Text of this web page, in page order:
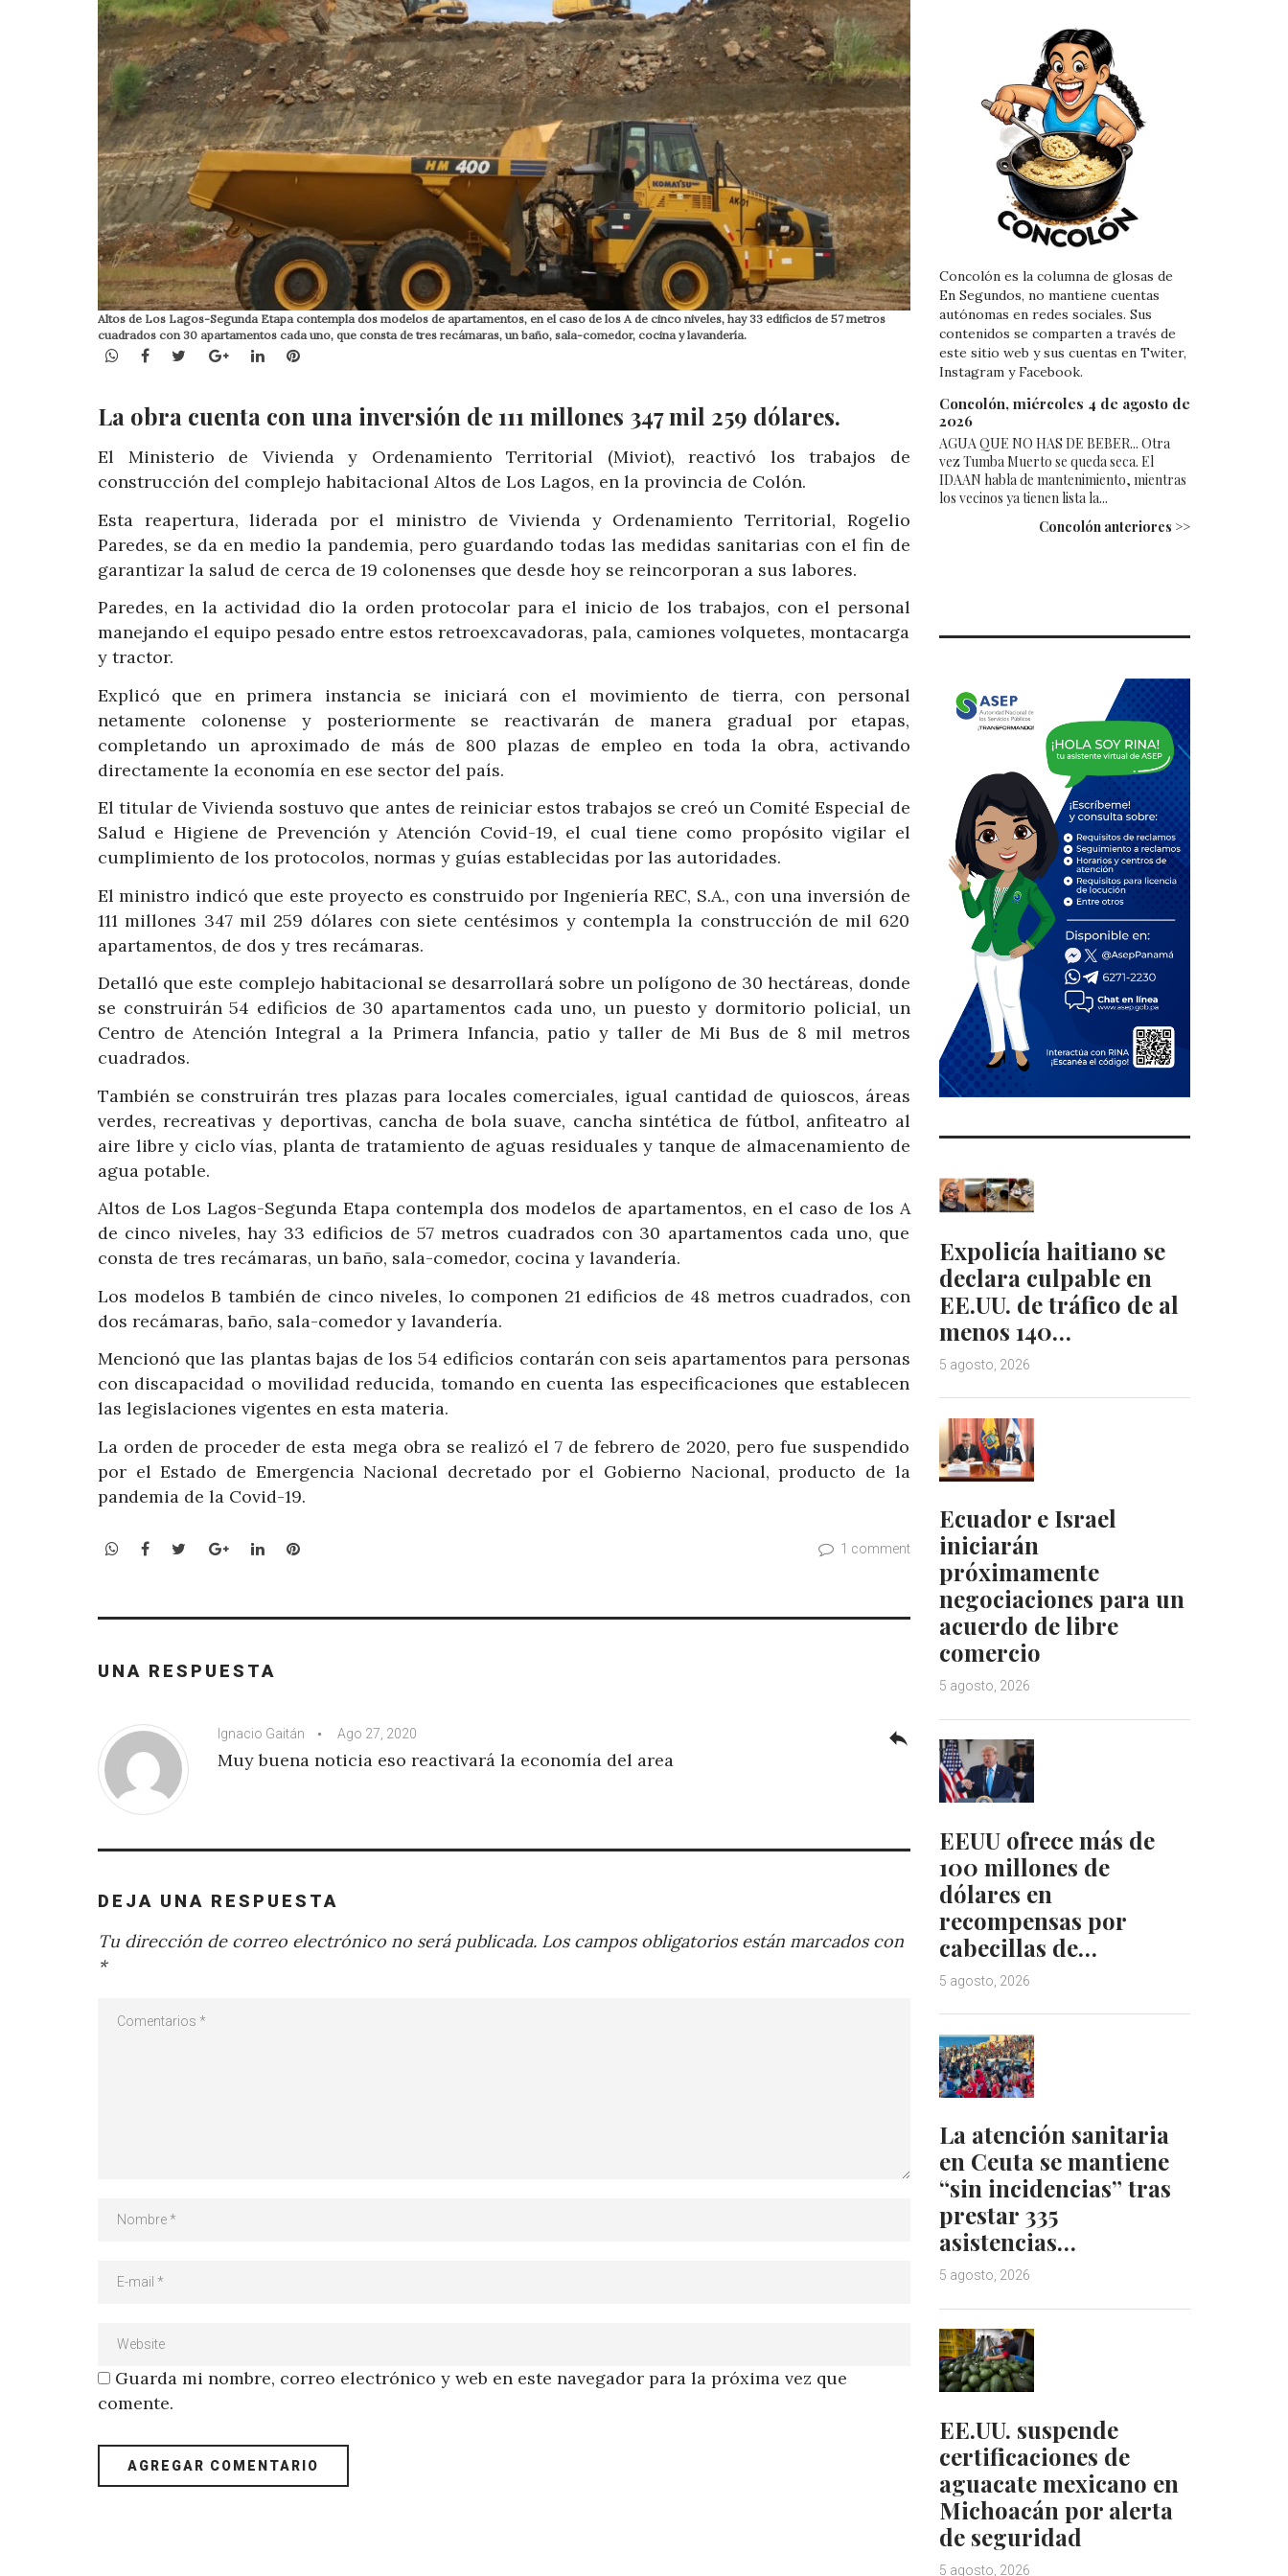
Altos de Los Lagos-Segunda Etapa contempla dos modelos de apartamentos, en el caso de los A de cinco niveles, hay 33 edificios de 57 metros
cuadrados con 30 apartamentos cada uno, que consta de tres recámaras, un baño, sala-comedor, cocina y lavandería.
WhatsApp
Facebook
TwitterGoogle+LinkedInPinterest
La obra cuenta con una inversión de 111 millones 347 mil 259 dólares.
El Ministerio de Vivienda y Ordenamiento Territorial (Miviot), reactivó los trabajos de
construcción del complejo habitacional Altos de Los Lagos, en la provincia de Colón.
Esta reapertura, liderada por el ministro de Vivienda y Ordenamiento Territorial, Rogelio
Paredes, se da en medio la pandemia, pero guardando todas las medidas sanitarias con el fin de
garantizar la salud de cerca de 19 colonenses que desde hoy se reincorporan a sus labores.
Paredes, en la actividad dio la orden protocolar para el inicio de los trabajos, con el personal
manejando el equipo pesado entre estos retroexcavadoras, pala, camiones volquetes, montacarga
y tractor.
Explicó que en primera instancia se iniciará con el movimiento de tierra, con personal
netamente colonense y posteriormente se reactivarán de manera gradual por etapas,
completando un aproximado de más de 800 plazas de empleo en toda la obra, activando
directamente la economía en ese sector del país.
El titular de Vivienda sostuvo que antes de reiniciar estos trabajos se creó un Comité Especial de
Salud e Higiene de Prevención y Atención Covid-19, el cual tiene como propósito vigilar el
cumplimiento de los protocolos, normas y guías establecidas por las autoridades.
El ministro indicó que este proyecto es construido por Ingeniería REC, S.A., con una inversión de
111 millones 347 mil 259 dólares con siete centésimos y contempla la construcción de mil 620
apartamentos, de dos y tres recámaras.
Detalló que este complejo habitacional se desarrollará sobre un polígono de 30 hectáreas, donde
se construirán 54 edificios de 30 apartamentos cada uno, un puesto y dormitorio policial, un
Centro de Atención Integral a la Primera Infancia, patio y taller de Mi Bus de 8 mil metros
cuadrados.
También se construirán tres plazas para locales comerciales, igual cantidad de quioscos, áreas
verdes, recreativas y deportivas, cancha de bola suave, cancha sintética de fútbol, anfiteatro al
aire libre y ciclo vías, planta de tratamiento de aguas residuales y tanque de almacenamiento de
agua potable.
Altos de Los Lagos-Segunda Etapa contempla dos modelos de apartamentos, en el caso de los A
de cinco niveles, hay 33 edificios de 57 metros cuadrados con 30 apartamentos cada uno, que
consta de tres recámaras, un baño, sala-comedor, cocina y lavandería.
Los modelos B también de cinco niveles, lo componen 21 edificios de 48 metros cuadrados, con
dos recámaras, baño, sala-comedor y lavandería.
Mencionó que las plantas bajas de los 54 edificios contarán con seis apartamentos para personas
con discapacidad o movilidad reducida, tomando en cuenta las especificaciones que establecen
las legislaciones vigentes en esta materia.
La orden de proceder de esta mega obra se realizó el 7 de febrero de 2020, pero fue suspendido
por el Estado de Emergencia Nacional decretado por el Gobierno Nacional, producto de la
pandemia de la Covid-19.
WhatsApp
Facebook
TwitterGoogle+LinkedInPinterest 1 comment
UNA RESPUESTA
Ignacio Gaitán Ago 27, 2020
Muy buena noticia eso reactivará la economía del area
reply
DEJA UNA RESPUESTA
Tu dirección de correo electrónico no será publicada. Los campos obligatorios están marcados con
*
Guarda mi nombre, correo electrónico y web en este navegador para la próxima vez que
comente.
Concolón es la columna de glosas de
En Segundos, no mantiene cuentas
autónomas en redes sociales. Sus
contenidos se comparten a través de
este sitio web y sus cuentas en Twiter,
Instagram y Facebook.
Concolón, miércoles 4 de agosto de
2026
AGUA QUE NO HAS DE BEBER... Otra
vez Tumba Muerto se queda seca. El
IDAAN habla de mantenimiento, mientras
los vecinos ya tienen lista la...
Concolón anteriores >>
Expolicía haitiano se
declara culpable en
EE.UU. de tráfico de al
menos 140…
5 agosto, 2026
Ecuador e Israel
iniciarán
próximamente
negociaciones para un
acuerdo de libre
comercio
5 agosto, 2026
EEUU ofrece más de
100 millones de
dólares en
recompensas por
cabecillas de…
5 agosto, 2026
La atención sanitaria
en Ceuta se mantiene
“sin incidencias” tras
prestar 335
asistencias…
5 agosto, 2026
EE.UU. suspende
certificaciones de
aguacate mexicano en
Michoacán por alerta
de seguridad
5 agosto, 2026